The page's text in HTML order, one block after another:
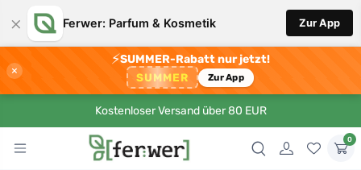
× Ferwer: Parfum & Kosmetik Zur App
×
⚡SUMMER-Rabatt nur jetzt!
SUMMER Zur App
Kostenloser Versand über 80 EUR
0